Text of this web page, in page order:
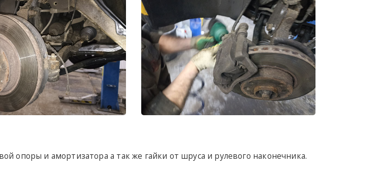
опоры и амортизатора а так же гайки от шруса и рулевого наконечника.